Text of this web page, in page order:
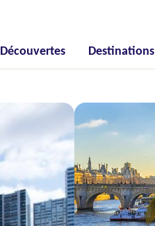
Destinations